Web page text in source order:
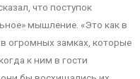
что поступок
мышление. «Это как в
огромных замках, которые
к ним в гости